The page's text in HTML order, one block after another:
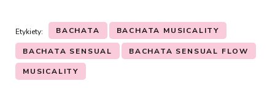
Etykiety: BACHATA BACHATA MUSICALITY
BACHATA SENSUAL BACHATA SENSUAL FLOW
MUSICALITY